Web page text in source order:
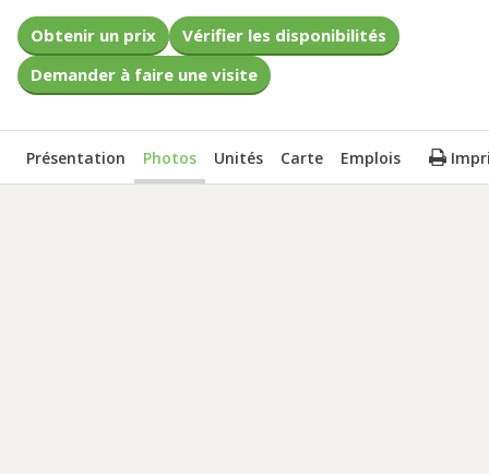
Obtenir un prix
Vérifier les disponibilités
Demander à faire une visite
Présentation Photos Unités Carte Emplois